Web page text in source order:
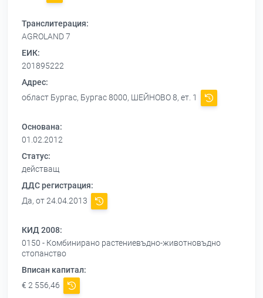
Транслитерация:
AGROLAND 7
ЕИК:
201895222
Адрес:
област Бургас, Бургас 8000, ШЕЙНОВО 8, ет. 1
Основана:
01.02.2012
Статус:
действащ
ДДС регистрация:
Да, от 24.04.2013
КИД 2008:
0150 - Комбинирано растениевъдно-животновъдно
стопанство
Вписан капитал:
€ 2 556,46